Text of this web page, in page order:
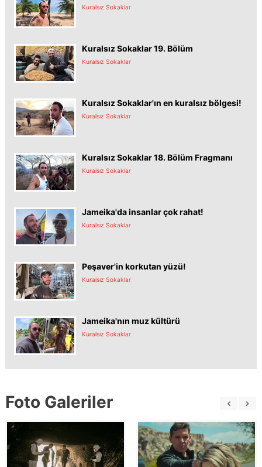
Kuralsız Sokaklar
Kuralsız Sokaklar 19. Bölüm
Kuralsız Sokaklar
Kuralsız Sokaklar'ın en kuralsız bölgesi!
Kuralsız Sokaklar
Kuralsız Sokaklar 18. Bölüm Fragmanı
Kuralsız Sokaklar
Jameika'da insanlar çok rahat!
Kuralsız Sokaklar
Peşaver'in korkutan yüzü!
Kuralsız Sokaklar
Jameika'nın muz kültürü
Kuralsız Sokaklar
Foto Galeriler